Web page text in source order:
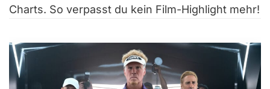
Charts. So verpasst du kein Film-Highlight mehr!